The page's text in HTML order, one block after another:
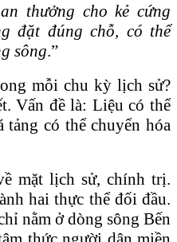
thưởng cho kẻ cứng
đặt đúng chỗ, có thể
sông.”
mỗi chu kỳ lịch sử?
Vấn đề là: Liệu có thể
có thể chuyển hóa
mặt lịch sử, chính trị.
hai thực thể đối đầu.
nằm ở dòng sông Bến